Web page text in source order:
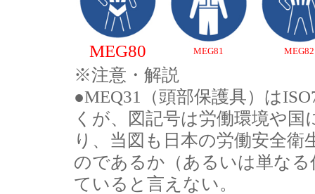
MEG80 MEG81 MEG82
※注意・解説
●MEQ31（頭部保護具）は
くが、図記号は労働環境や
り、当図も日本の労働安全
のであるか（あるいは単な
ていると言えない。